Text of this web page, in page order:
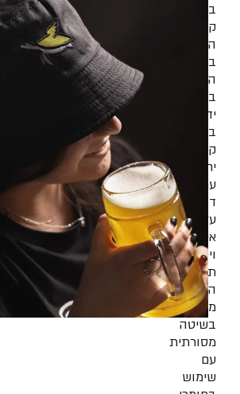
בירה
קראפט
היא
בירה
המיוצרת
בעבודת
יד
בכמויות
קטנות
יחסית,
עם
דגש
על
איכות
וייחודיות.
תהליך
הייצור
מתבצע
בשיטה
מסורתית
עם
שימוש